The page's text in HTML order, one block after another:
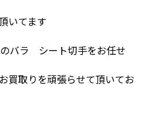
いてます
バラ シート切手をお任せ
買取りを頑張らせて頂いてお